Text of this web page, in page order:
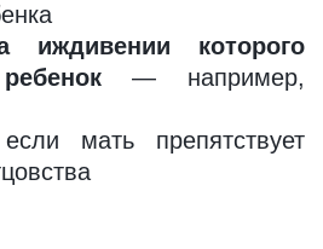
иждивении которого
— например,
мать препятствует